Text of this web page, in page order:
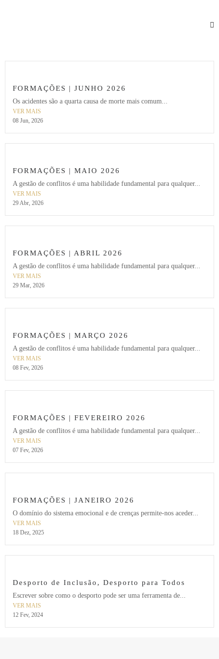
FORMAÇÕES | JUNHO 2026
Os acidentes são a quarta causa de morte mais comum...
VER MAIS
08 Jun, 2026
FORMAÇÕES | MAIO 2026
A gestão de conflitos é uma habilidade fundamental para qualquer...
VER MAIS
29 Abr, 2026
FORMAÇÕES | ABRIL 2026
A gestão de conflitos é uma habilidade fundamental para qualquer...
VER MAIS
29 Mar, 2026
FORMAÇÕES | MARÇO 2026
A gestão de conflitos é uma habilidade fundamental para qualquer...
VER MAIS
08 Fev, 2026
FORMAÇÕES | FEVEREIRO 2026
A gestão de conflitos é uma habilidade fundamental para qualquer...
VER MAIS
07 Fev, 2026
FORMAÇÕES | JANEIRO 2026
O domínio do sistema emocional e de crenças permite-nos aceder...
VER MAIS
18 Dez, 2025
Desporto de Inclusão, Desporto para Todos
Escrever sobre como o desporto pode ser uma ferramenta de...
VER MAIS
12 Fev, 2024